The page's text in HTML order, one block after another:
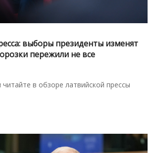
выборы президенты изменят
пережили не все
в обзоре латвийской прессы